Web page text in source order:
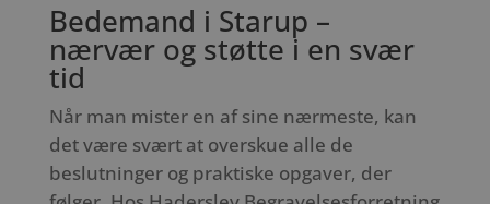
Bedemand i Starup –
nærvær og støtte i en svær
tid
Når man mister en af sine nærmeste, kan
det være svært at overskue alle de
beslutninger og praktiske opgaver, der